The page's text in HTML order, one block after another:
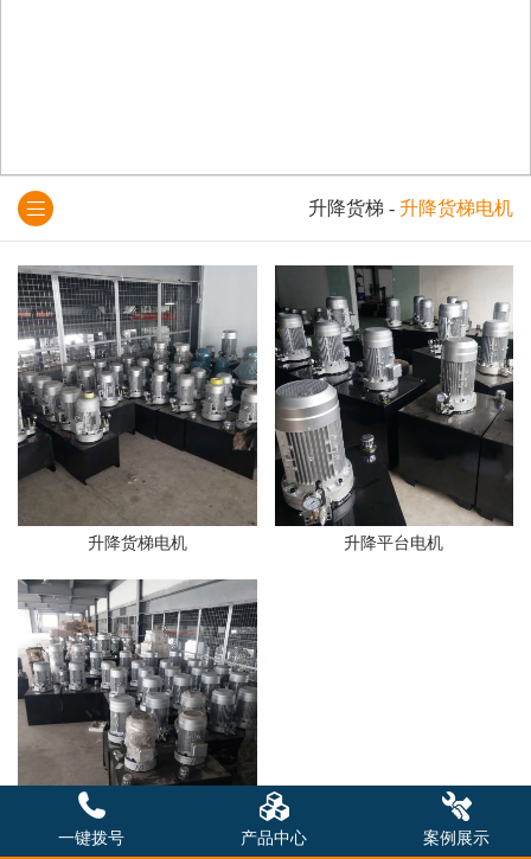
升降货梯 - 升降货梯电机
升降货梯电机 升降平台电机
一键拨号 产品中心 案例展示